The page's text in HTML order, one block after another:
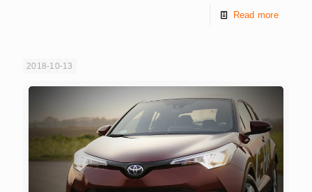
Read more
2018-10-13